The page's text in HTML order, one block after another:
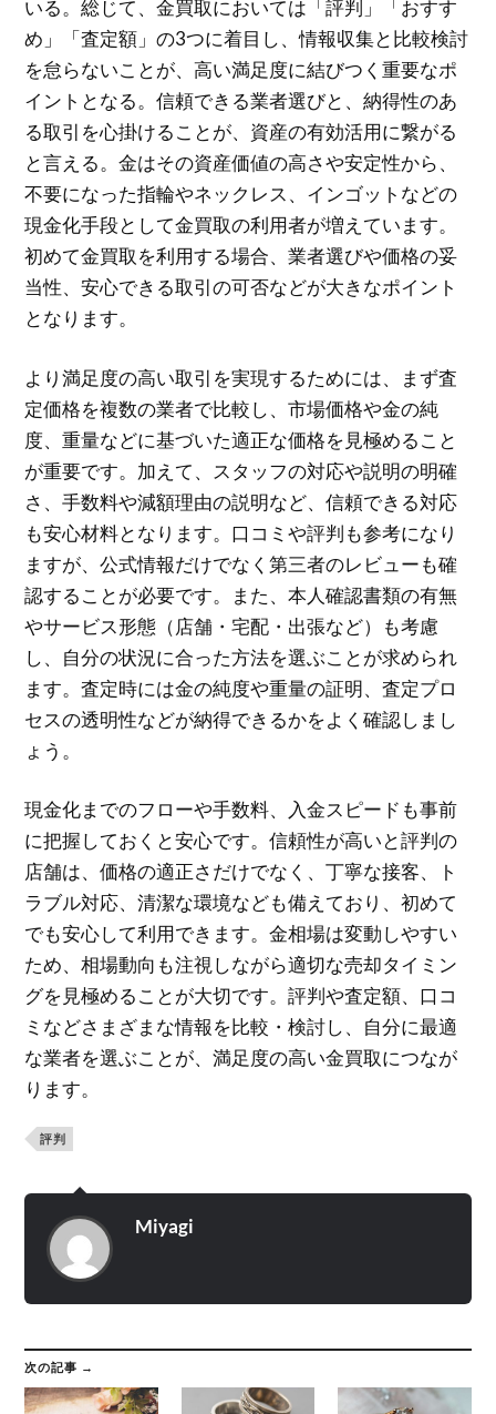
いる。総じて、金買取においては「評判」「おすす
め」「査定額」の3つに着目し、情報収集と比較検討
を怠らないことが、高い満足度に結びつく重要なポ
イントとなる。信頼できる業者選びと、納得性のあ
る取引を心掛けることが、資産の有効活用に繋がる
と言える。金はその資産価値の高さや安定性から、
不要になった指輪やネックレス、インゴットなどの
現金化手段として金買取の利用者が増えています。
初めて金買取を利用する場合、業者選びや価格の妥
当性、安心できる取引の可否などが大きなポイント
となります。
より満足度の高い取引を実現するためには、まず査
定価格を複数の業者で比較し、市場価格や金の純
度、重量などに基づいた適正な価格を見極めること
が重要です。加えて、スタッフの対応や説明の明確
さ、手数料や減額理由の説明など、信頼できる対応
も安心材料となります。口コミや評判も参考になり
ますが、公式情報だけでなく第三者のレビューも確
認することが必要です。また、本人確認書類の有無
やサービス形態（店舗・宅配・出張など）も考慮
し、自分の状況に合った方法を選ぶことが求められ
ます。査定時には金の純度や重量の証明、査定プロ
セスの透明性などが納得できるかをよく確認しまし
ょう。
現金化までのフローや手数料、入金スピードも事前
に把握しておくと安心です。信頼性が高いと評判の
店舗は、価格の適正さだけでなく、丁寧な接客、ト
ラブル対応、清潔な環境なども備えており、初めて
でも安心して利用できます。金相場は変動しやすい
ため、相場動向も注視しながら適切な売却タイミン
グを見極めることが大切です。評判や査定額、口コ
ミなどさまざまな情報を比較・検討し、自分に最適
な業者を選ぶことが、満足度の高い金買取につなが
ります。
評判
Miyagi
次の記事 →